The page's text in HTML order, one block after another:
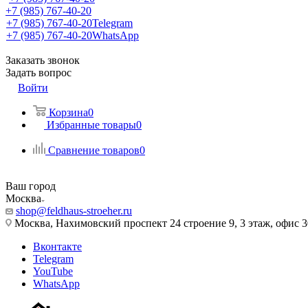
+7 (985) 767-40-20
+7 (985) 767-40-20Telegram
+7 (985) 767-40-20WhatsApp
Заказать звонок
Задать вопрос
Войти
Корзина0
Избранные товары0
Сравнение товаров0
Ваш город
Москва
shop@feldhaus-stroeher.ru
Москва, Нахимовский проспект 24 строение 9, 3 этаж, офис
Вконтакте
Telegram
YouTube
WhatsApp